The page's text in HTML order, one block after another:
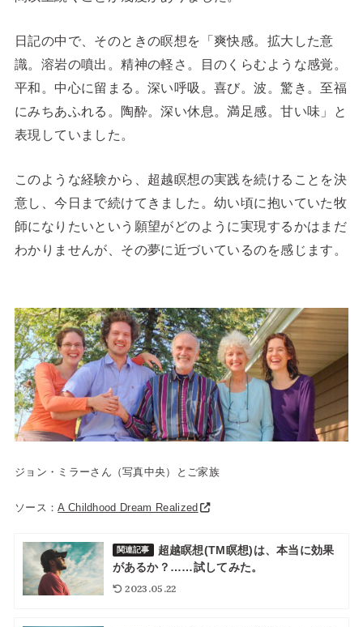
日記の中で、そのときの瞑想を「爽快感。拡大した意
識。溶岩の噴出。精神の軽さ。目のくらむような感覚。
平和。中心に留まる。深い呼吸。喜び。波。驚き。至福
にみちあふれる。陶酔。深い休息。満足感。甘い味」と
表現していました。
このような経験から、超越瞑想の実践を続けることを決
意し、今日まで続けてきました。幼い頃に抱いていた牧
師になりたいという願望がどのように実現するかはまだ
わかりませんが、その夢に近づいているのを感じます。
ジョン・ミラーさん（写真中央）とご家族
ソース：A Childhood Dream Realized
関連記事
超越瞑想(TM瞑想)は、本当に効果
があるか？……試してみた。
2023.05.22